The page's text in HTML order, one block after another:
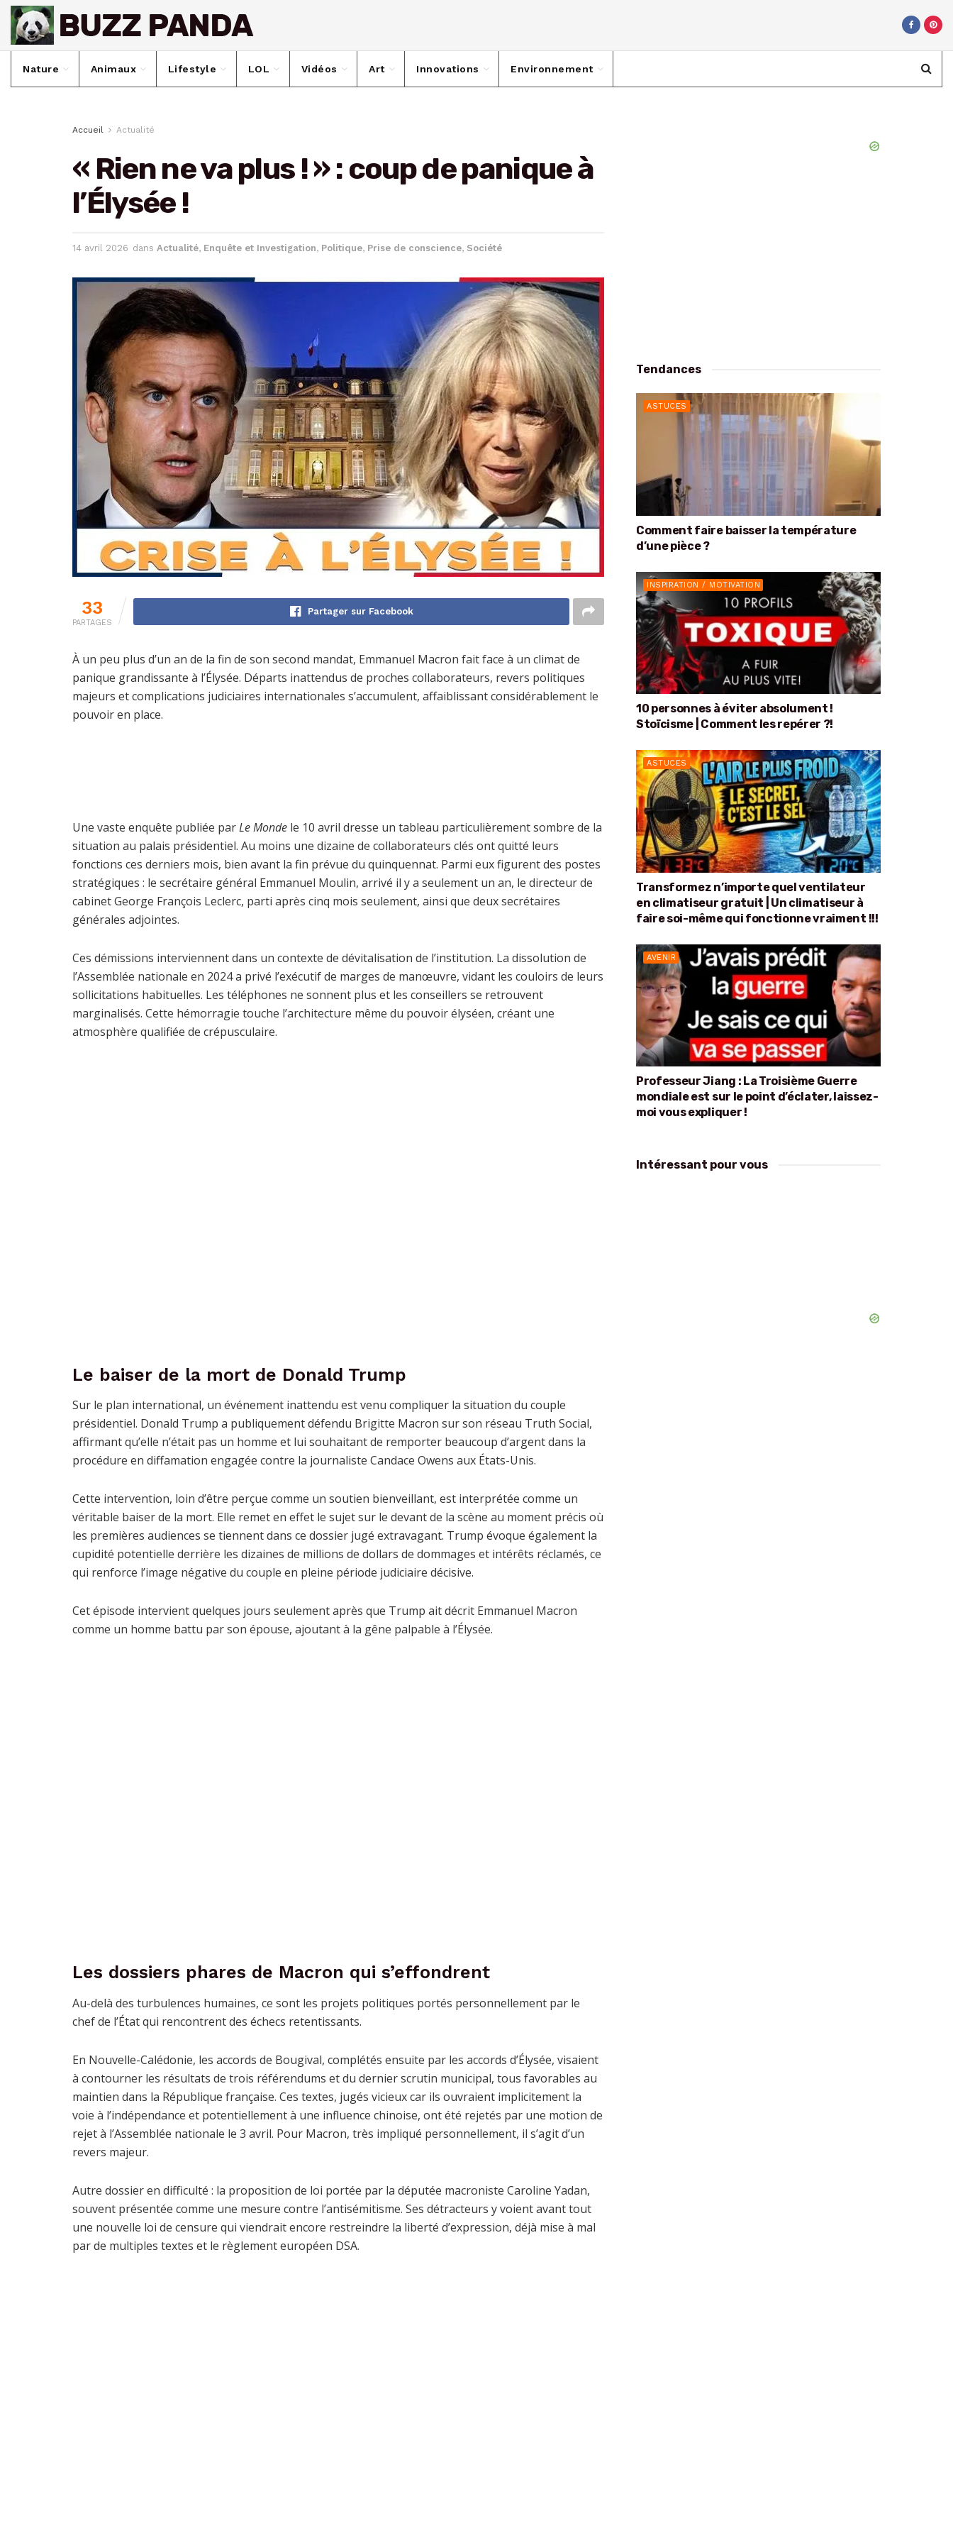
Nature Animaux Lifestyle LOL Vidéos Art Innovations Environnement
Accueil Actualité
« Rien ne va plus ! » : coup de panique à
l’Élysée !
14 avril 2026 dans Actualité, Enquête et Investigation, Politique, Prise de conscience, Société
33
PARTAGES
Partager sur Facebook
À un peu plus d’un an de la fin de son second mandat, Emmanuel Macron fait face à un climat de
panique grandissante à l’Élysée. Départs inattendus de proches collaborateurs, revers politiques
majeurs et complications judiciaires internationales s’accumulent, affaiblissant considérablement le
pouvoir en place.
Une vaste enquête publiée parLe Monde le 10 avril dresse un tableau particulièrement sombre de la
situation au palais présidentiel. Au moins une dizaine de collaborateurs clés ont quitté leurs
fonctions ces derniers mois, bien avant la fin prévue du quinquennat. Parmi eux figurent des postes
stratégiques : le secrétaire général Emmanuel Moulin, arrivé il y a seulement un an, le directeur de
cabinet George François Leclerc, parti après cinq mois seulement, ainsi que deux secrétaires
générales adjointes.
Ces démissions interviennent dans un contexte de dévitalisation de l’institution. La dissolution de
l’Assemblée nationale en 2024 a privé l’exécutif de marges de manœuvre, vidant les couloirs de leurs
sollicitations habituelles. Les téléphones ne sonnent plus et les conseillers se retrouvent
marginalisés. Cette hémorragie touche l’architecture même du pouvoir élyséen, créant une
atmosphère qualifiée de crépusculaire.
Le baiser de la mort de Donald Trump
Sur le plan international, un événement inattendu est venu compliquer la situation du couple
présidentiel. Donald Trump a publiquement défendu Brigitte Macron sur son réseau Truth Social,
affirmant qu’elle n’était pas un homme et lui souhaitant de remporter beaucoup d’argent dans la
procédure en diffamation engagée contre la journaliste Candace Owens aux États-Unis.
Cette intervention, loin d’être perçue comme un soutien bienveillant, est interprétée comme un
véritable baiser de la mort. Elle remet en effet le sujet sur le devant de la scène au moment précis où
les premières audiences se tiennent dans ce dossier jugé extravagant. Trump évoque également la
cupidité potentielle derrière les dizaines de millions de dollars de dommages et intérêts réclamés, ce
qui renforce l’image négative du couple en pleine période judiciaire décisive.
Cet épisode intervient quelques jours seulement après que Trump ait décrit Emmanuel Macron
comme un homme battu par son épouse, ajoutant à la gêne palpable à l’Élysée.
Les dossiers phares de Macron qui s’effondrent
Au-delà des turbulences humaines, ce sont les projets politiques portés personnellement par le
chef de l’État qui rencontrent des échecs retentissants.
En Nouvelle-Calédonie, les accords de Bougival, complétés ensuite par les accords d’Élysée, visaient
à contourner les résultats de trois référendums et du dernier scrutin municipal, tous favorables au
maintien dans la République française. Ces textes, jugés vicieux car ils ouvraient implicitement la
voie à l’indépendance et potentiellement à une influence chinoise, ont été rejetés par une motion de
rejet à l’Assemblée nationale le 3 avril. Pour Macron, très impliqué personnellement, il s’agit d’un
revers majeur.
Autre dossier en difficulté : la proposition de loi portée par la députée macroniste Caroline Yadan,
souvent présentée comme une mesure contre l’antisémitisme. Ses détracteurs y voient avant tout
une nouvelle loi de censure qui viendrait encore restreindre la liberté d’expression, déjà mise à mal
par de multiples textes et le règlement européen DSA.
Tendances
ASTUCES
Comment faire baisser la température
d’une pièce ?
INSPIRATION / MOTIVATION
10 personnes à éviter absolument !
Stoïcisme | Comment les repérer ?!
ASTUCES
Transformez n’importe quel ventilateur
en climatiseur gratuit | Un climatiseur à
faire soi-même qui fonctionne vraiment !!!
AVENIR
Professeur Jiang : La Troisième Guerre
mondiale est sur le point d’éclater, laissez-
moi vous expliquer !
Intéressant pour vous